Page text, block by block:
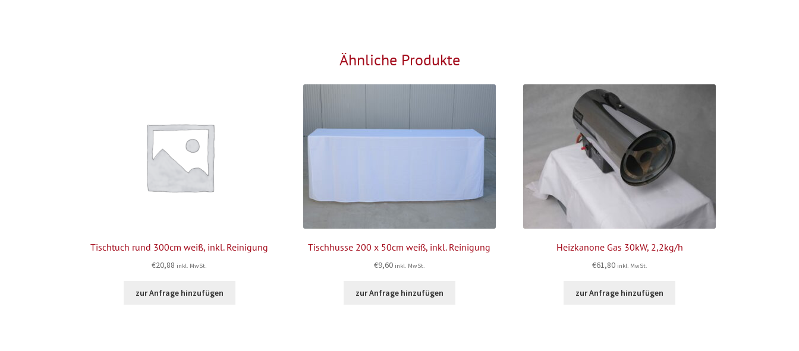
Ähnliche Produkte
Tischtuch rund 300cm weiß, inkl. Reinigung
€20,88 inkl. MwSt.
zur Anfrage hinzufügen
Tischhusse 200 x 50cm weiß, inkl. Reinigung
€9,60 inkl. MwSt.
zur Anfrage hinzufügen
Heizkanone Gas 30kW, 2,2kg/h
€61,80 inkl. MwSt.
zur Anfrage hinzufügen